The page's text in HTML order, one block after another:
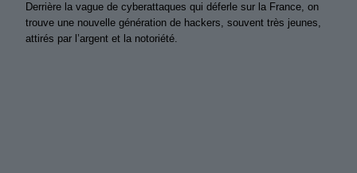
Derrière la vague de cyberattaques qui déferle sur la France, on
trouve une nouvelle génération de hackers, souvent très jeunes,
attirés par l’argent et la notoriété.